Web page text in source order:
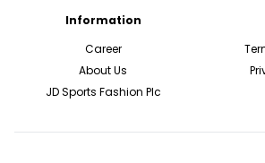
Information
Career
About Us
JD Sports Fashion Plc